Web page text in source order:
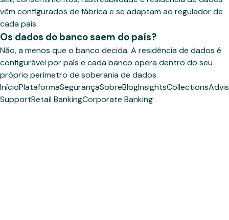
vêm configurados de fábrica e se adaptam ao regulador de
cada país.
Os dados do banco saem do país?
Não, a menos que o banco decida. A residência de dados é
configurável por país e cada banco opera dentro do seu
próprio perímetro de soberania de dados.
InícioPlataformaSegurançaSobreBlogInsightsCollections
SupportRetail BankingCorporate Banking